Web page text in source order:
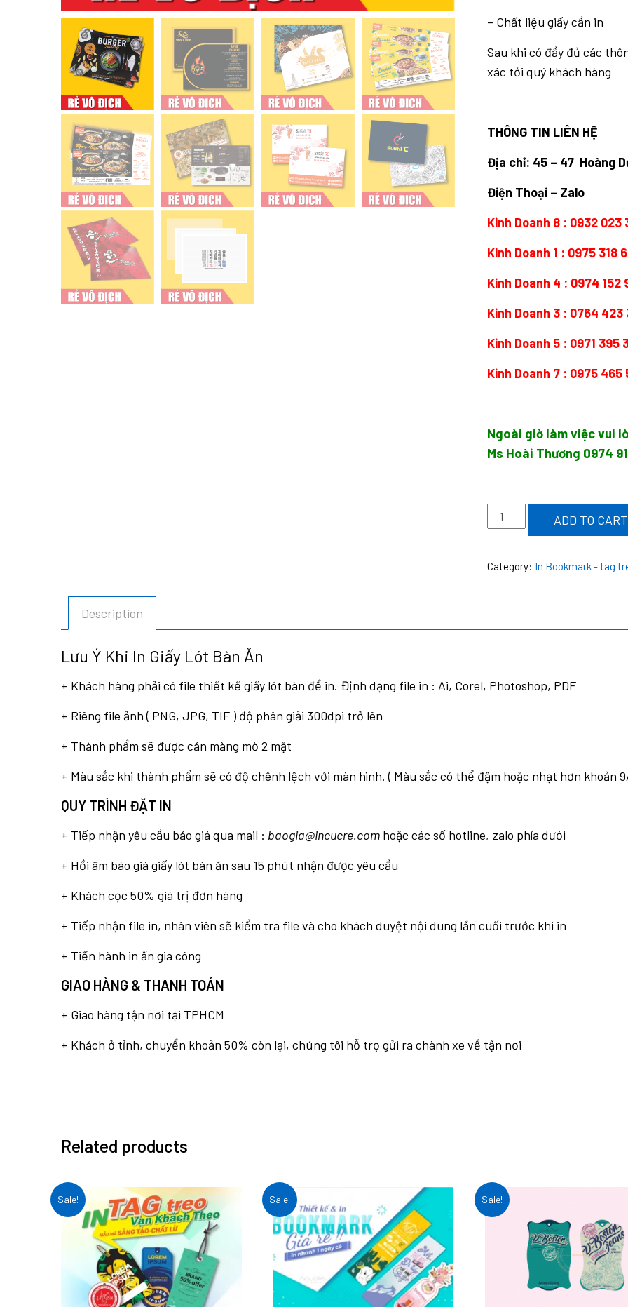
– Chất liệu giấy cần in
Sau khi có đầy đủ các
xác tới quý khách hàng
THÔNG TIN LIÊN HỆ
Địa chỉ: 45 – 47 Hoàng
Điện Thoại – Zalo
Kinh Doanh 8 : 0932 023
Kinh Doanh 1 : 0975 318
Kinh Doanh 4 : 0974 152
Kinh Doanh 3 : 0764 423
Kinh Doanh 5 : 0971 395
Kinh Doanh 7 : 0975 465
Ngoài giờ làm việc vui
Ms Hoài Thương 0974
giấy
bàn
ADD TO CART
Category: In Bookmark - tag
Description
Lưu Ý Khi In Giấy Lót Bàn Ăn
+ Khách hàng phải có file thiết kế giấy lót bàn để in. Định dạng file in : Ai, Corel, Photoshop, PDF
+ Riêng file ảnh ( PNG, JPG, TIF ) độ phân giải 300dpi trở lên
+ Thành phẩm sẽ được cán màng mờ 2 mặt
+ Màu sắc khi thành phẩm sẽ có độ chênh lệch với màn hình. ( Màu sắc có thể đậm hoặc nhạt hơn khoản
QUY TRÌNH ĐẶT IN
+ Tiếp nhận yêu cầu báo giá qua mail : baogia@incucre.com hoặc các số hotline, zalo phía dưới
+ Hồi âm báo giá giấy lót bàn ăn sau 15 phút nhận được yêu cầu
+ Khách cọc 50% giá trị đơn hàng
+ Tiếp nhận file in, nhân viên sẽ kiểm tra file và cho khách duyệt nội dung lần cuối trước khi in
+ Tiến hành in ấn gia công
GIAO HÀNG & THANH TOÁN
+ Giao hàng tận nơi tại TPHCM
+ Khách ở tỉnh, chuyển khoản 50% còn lại, chúng tôi hỗ trợ gửi ra chành xe về tận nơi
Related products
Sale! Sale! Sale!